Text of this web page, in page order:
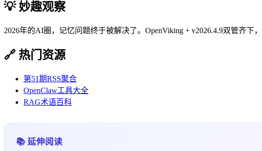
💡 妙趣观察
2026年的AI圈，记忆问题终于被解决了。OpenViking + v2026.4.9双管齐
🔗 热门资源
第51期RSS聚合
OpenClaw工具大全
RAG术语百科
📚 延伸阅读